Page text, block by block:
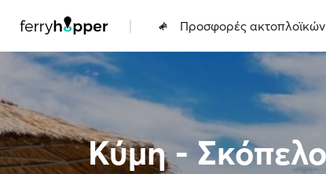
| Προσφορές ακτοπλοϊκών
Κύμη -